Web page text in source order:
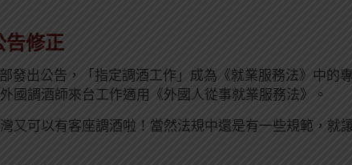
告修正
發出公告，「指定調酒工作」成為《就業服務法》中的
國調酒師來台工作適用《外國人從事就業服務法》。
又可以有客座調酒啦！當然法規中還是有一些規範，就